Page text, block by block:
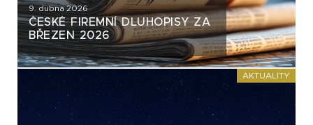
9. dubna 2026
ČESKÉ FIREMNÍ DLUHOPISY ZA
BŘEZEN 2026
AKTUALITY